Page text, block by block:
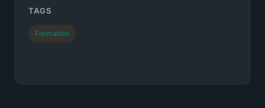
TAGS
Formation